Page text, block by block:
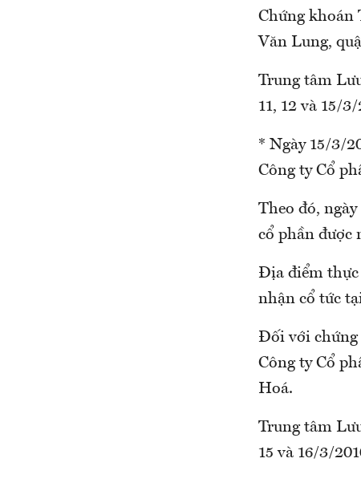
Chứng khoán
Văn Lung,
Trung tâm
11, 12 và 15/3/
* Ngày 15/3/
Công ty Cổ
Theo đó,
cổ phần được
Địa điểm thực
nhận cổ tức
Đối với chứng
Công ty Cổ
Hoá.
Trung tâm
15 và 16/3/